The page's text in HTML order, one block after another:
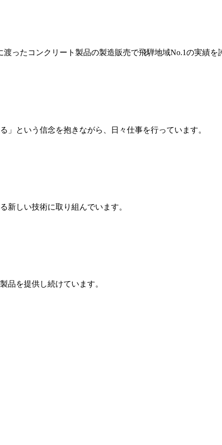
ったコンクリート製品の製造販売で飛騨地域No.1の実績を
という信念を抱きながら、日々仕事を行っています。
新しい技術に取り組んでいます。
品を提供し続けています。